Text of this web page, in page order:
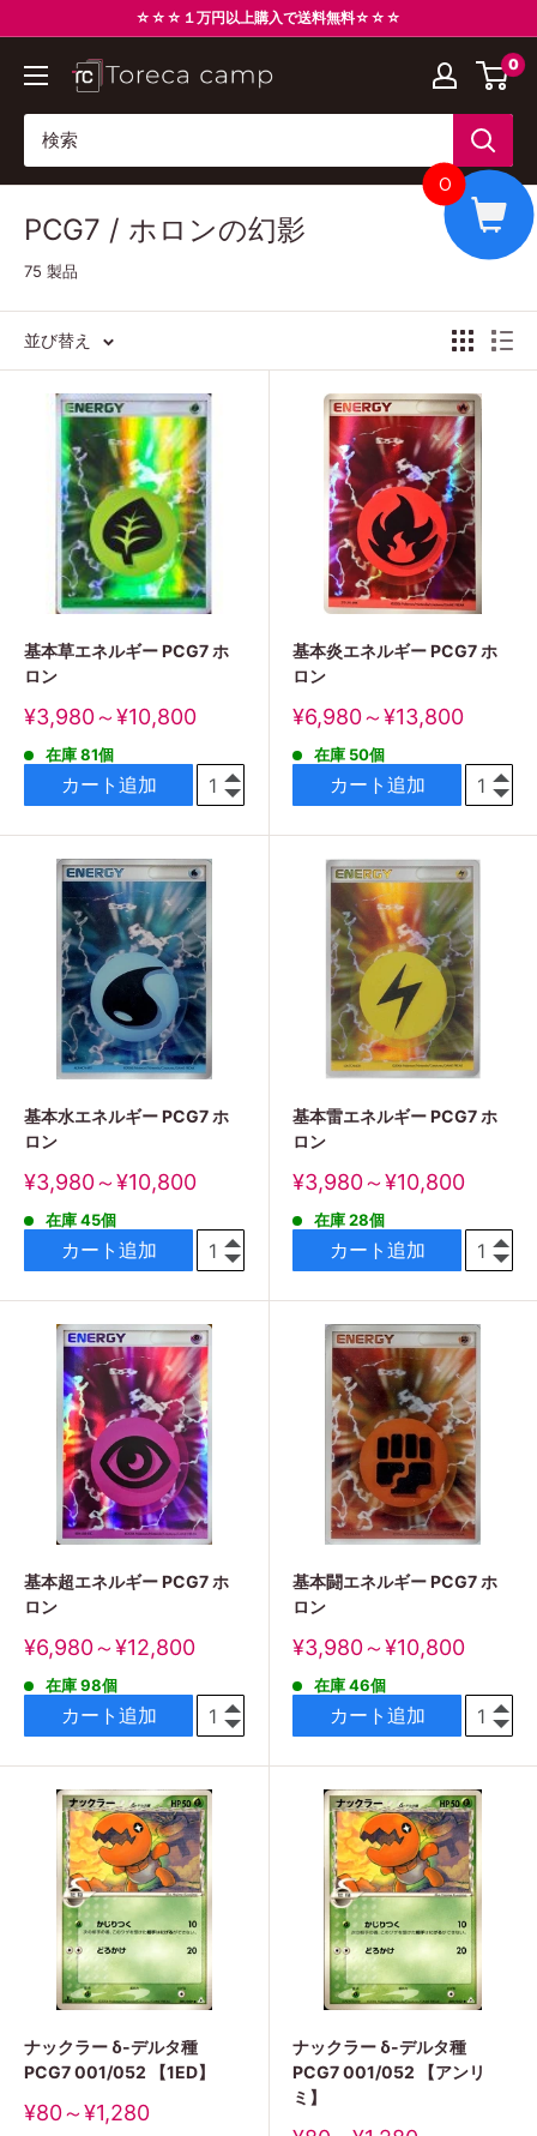
☆☆☆１万円以上購入で送料無料☆☆☆
ト
カ
キ
ン
プ
0
PCG7 / ホロンの幻影
75 製品
並び替え
基本草エネルギー PCG7 ホ
ロン
販
価
¥3,980～¥10,800
在庫 81個
カート追加
基本炎エネルギー PCG7 ホ
ロン
販
価
¥6,980～¥13,800
在庫 50個
カート追加
基本水エネルギー PCG7 ホ
ロン
販
価
¥3,980～¥10,800
在庫 45個
カート追加
基本雷エネルギー PCG7 ホ
ロン
販
価
¥3,980～¥10,800
在庫 28個
カート追加
基本超エネルギー PCG7 ホ
ロン
販
価
¥6,980～¥12,800
在庫 98個
カート追加
基本闘エネルギー PCG7 ホ
ロン
販
価
¥3,980～¥10,800
在庫 46個
カート追加
ナックラー δ-デルタ種
PCG7 001/052 【1ED】
販
¥80～¥1,280
ナックラー δ-デルタ種
PCG7 001/052 【アンリ
ミ】
0